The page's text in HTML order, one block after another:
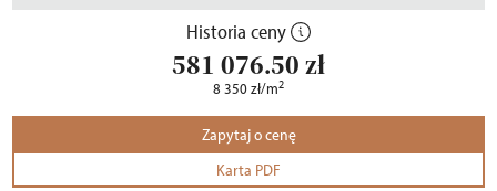
Historia ceny
581 076.50zł
8 350zł/m2
Zapytaj o cenę
Karta PDF